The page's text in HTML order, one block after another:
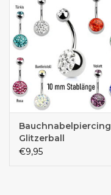
Bauchnabelpiercing
Glitzerball
€9,95